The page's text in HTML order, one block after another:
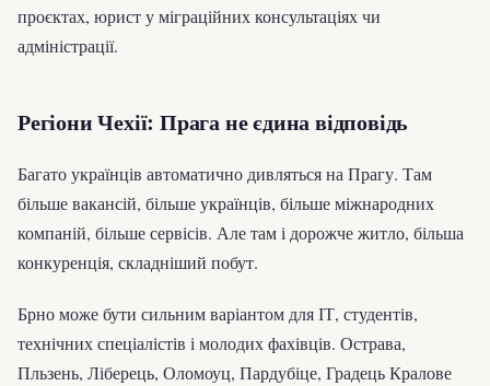
проєктах, юрист у міграційних консультаціях чи
адміністрації.
Регіони Чехії: Прага не єдина відповідь
Багато українців автоматично дивляться на Прагу. Там
більше вакансій, більше українців, більше міжнародних
компаній, більше сервісів. Але там і дорожче житло, більша
конкуренція, складніший побут.
Брно може бути сильним варіантом для ІТ, студентів,
технічних спеціалістів і молодих фахівців. Острава,
Пльзень, Ліберець, Оломоуц, Пардубіце, Градець Кралове